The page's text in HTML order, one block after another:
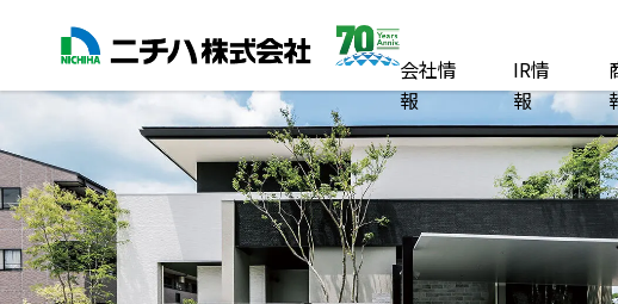
会社情
報
IR情
報